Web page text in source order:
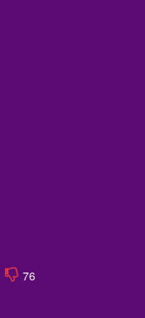
76